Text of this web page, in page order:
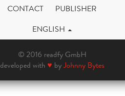
CONTACT
PUBLISHER
ENGLISH
© 2016 readfy GmbH
developed with ♥ byJohnny Bytes